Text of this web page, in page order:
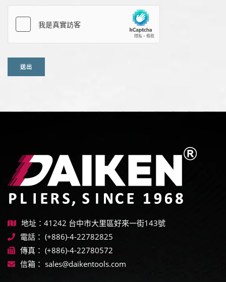
送出
地址：41242 台中市大里區好來一街143號
電話： (+886)-4-22782825
傳真： (+886)-4-22780572
信箱： sales@daikentools.com